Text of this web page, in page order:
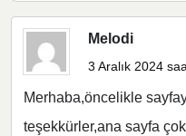
Melodi
3 Aralık 2024
Merhaba,öncelikle
teşekkürler,ana sayfa çok